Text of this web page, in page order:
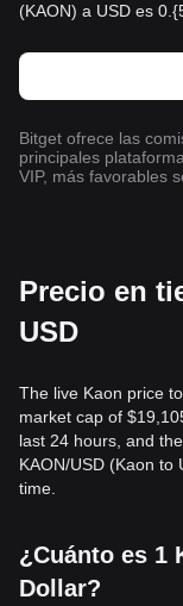
(KAON) a USD es
Bitget ofrece las
principales
VIP, más favorables
Precio en
USD
The live Kaon price
market cap of
last 24 hours, and
KAON/USD (Kaon to
time.
¿Cuánto es 1
Dollar?